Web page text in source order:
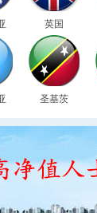
英国
圣基茨